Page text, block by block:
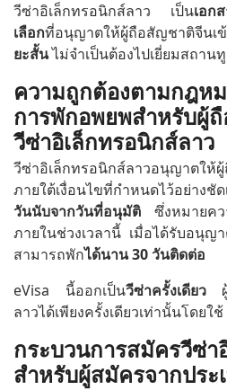
วีซ่าอิเล็กทรอนิกส์ลาว เป็นเอก
เลือกที่อนุญาตให้ผู้ถือสัญชาติจีนเข้
ยะสั้นไม่จำเป็นต้องไปเยี่ยมสถาน
ความถูกต้องตามกฎหม
การพักอพยพสำหรับผู้
วีซ่าอิเล็กทรอนิกส์ลาว
วีซ่าอิเล็กทรอนิกส์ลาวอนุญาตให้
ภายใต้เงื่อนไขที่กำหนดไว้อย่างชั
วันนับจากวันที่อนุมัติ ซึ่งหมายคว
ภายในช่วงเวลานี้ เมื่อได้รับอนุญ
สามารถพักได้นาน 30 วันติดต่อ
eVisa นี้ออกเป็นวีซ่าครั้งเดียวผู้
ลาวได้เพียงครั้งเดียวเท่านั้นโดยใ
กระบวนการสมัครวีซ่า
สำหรับผู้สมัครจากประ